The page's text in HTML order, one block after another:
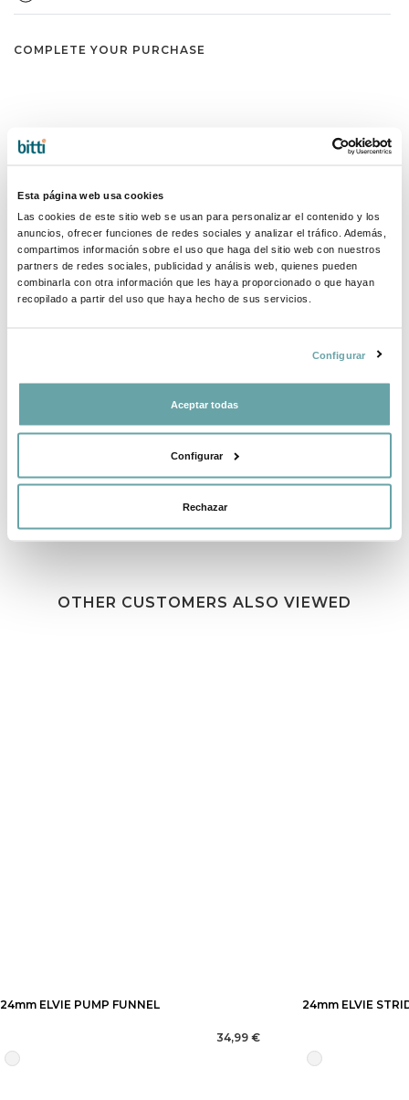
Esta página web usa cookies
Las cookies de este sitio web se usan para personalizar el contenido y los
anuncios, ofrecer funciones de redes sociales y analizar el tráfico. Además,
compartimos información sobre el uso que haga del sitio web con nuestros
partners de redes sociales, publicidad y análisis web, quienes pueden
combinarla con otra información que les haya proporcionado o que hayan
recopilado a partir del uso que haya hecho de sus servicios.
Configurar
Aceptar todas
Configurar
Rechazar
COMPLETE YOUR PURCHASE
SHARE
OTHER CUSTOMERS ALSO VIEWED
24mm ELVIE PUMP FUNNEL
34,99 €
24mm ELVIE